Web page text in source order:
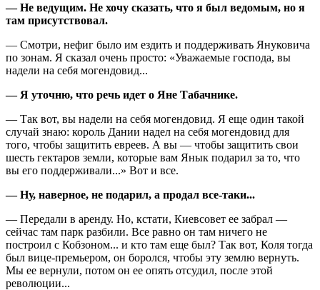
— Не ведущим. Не хочу сказать, что я был ведомым, но я
там присутствовал.
— Смотри, нефиг было им ездить и поддерживать Януковича
по зонам. Я сказал очень просто: «Уважаемые господа, вы
надели на себя могендовид...
— Я уточню, что речь идет о Яне Табачнике.
— Так вот, вы надели на себя могендовид. Я еще один такой
случай знаю: король Дании надел на себя могендовид для
того, чтобы защитить евреев. А вы — чтобы защитить свои
шесть гектаров земли, которые вам Янык подарил за то, что
вы его поддерживали...» Вот и все.
— Ну, наверное, не подарил, а продал все-таки...
— Передали в аренду. Но, кстати, Киевсовет ее забрал —
сейчас там парк разбили. Все равно он там ничего не
построил с Кобзоном... и кто там еще был? Так вот, Коля тогда
был вице-премьером, он боролся, чтобы эту землю вернуть.
Мы ее вернули, потом он ее опять отсудил, после этой
революции...